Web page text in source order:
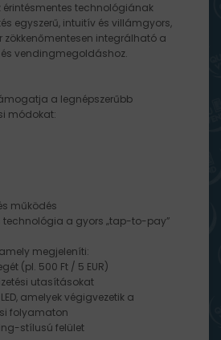
érintésmentes technológiának
egyszerű, intuitív és villámgyors,
zökkenőmentesen integrálható a
vendingmegoldáshoz.
a legnépszerűbb
módokat:
működés
technológia a gyors „tap-to-pay”
megjeleníti:
(pl. 500 Ft / 5 EUR)
utasításokat
amelyek végigvezetik a
folyamaton
stílusú felület